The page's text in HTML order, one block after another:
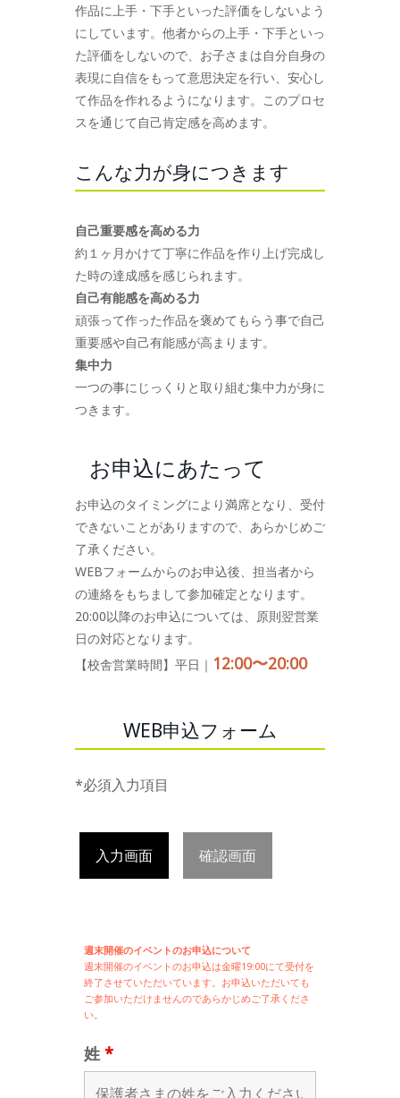
作品に上手・下手といった評価をしないよう
にしています。他者からの上手・下手といっ
た評価をしないので、お子さまは自分自身の
表現に自信をもって意思決定を行い、安心し
て作品を作れるようになります。このプロセ
スを通じて自己肯定感を高めます。
こんな力が身につきます
自己重要感を高める力
約１ヶ月かけて丁寧に作品を作り上げ完成し
た時の達成感を感じられます。
自己有能感を高める力
頑張って作った作品を褒めてもらう事で自己
重要感や自己有能感が高まります。
集中力
一つの事にじっくりと取り組む集中力が身に
つきます。
お申込にあたって
お申込のタイミングにより満席となり、受付
できないことがありますので、あらかじめご
了承ください。
WEBフォームからのお申込後、担当者から
の連絡をもちまして参加確定となります。
20:00以降のお申込については、原則翌営業
日の対応となります。
【校舎営業時間】平日｜ 12:00〜20:00
WEB申込フォーム
*必須入力項目
入力画面 確認画面
週末開催のイベントのお申込について
週末開催のイベントのお申込は金曜19:00にて受付を
終了させていただいています。お申込いただいても
ご参加いただけませんのであらかじめご了承くださ
い。
姓 *